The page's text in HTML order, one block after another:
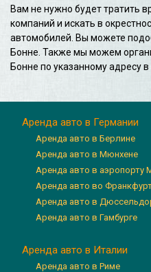
Вам не нужно будет тратить
компаний и искать в
автомобилей. Вы можете
Бонне. Также мы можем
Бонне по указанному адресу
Аренда авто в Германии
Аренда авто в Берлине
Аренда авто в Мюнхене
Аренда авто в аэропорту
Аренда авто во
Аренда авто в
Аренда авто в Гамбурге
Аренда авто в Италии
Аренда авто в Риме